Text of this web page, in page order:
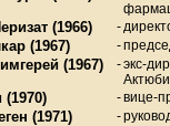
(1966) -
(1967) -
(1967) -экс-
(1970) -вице-
(1971) -